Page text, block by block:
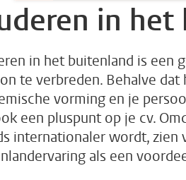
in
in het buitenland is een
te verbreden. Behalve
vorming en je
een pluspunt op je cv.
internationaler wordt, zien
als een